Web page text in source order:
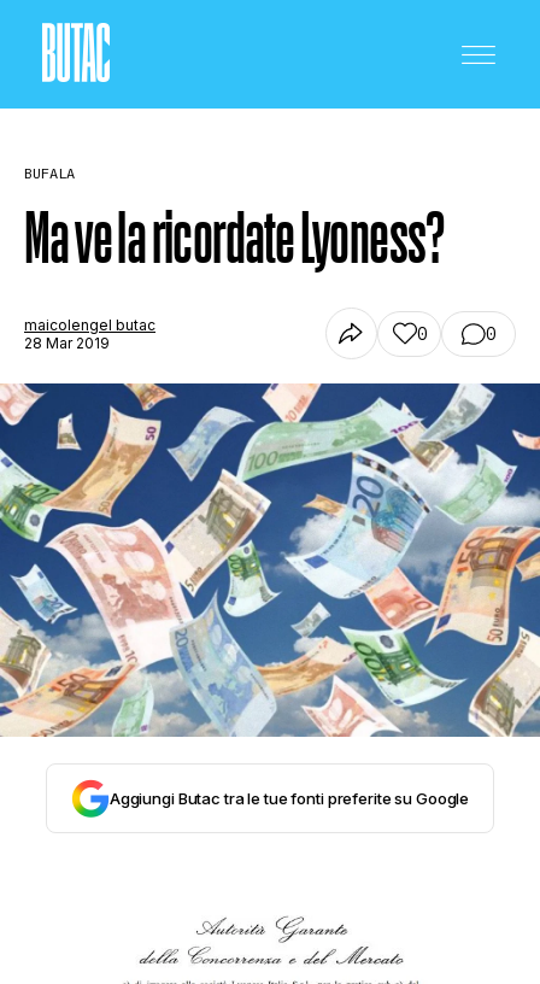
SCIENZA E TECNOLOGIA
SALUTE E MEDICINA
STORIA E CITAZIONI
INTRATTENIMENTO
COMPLOTTI, LEGGENDE URBANE ED
EVERGREEN
BUFALA
Ma ve la ricordate Lyoness?
maicolengel butac
28 Mar 2019
0 0
Aggiungi Butac tra le tue fonti preferite su Google